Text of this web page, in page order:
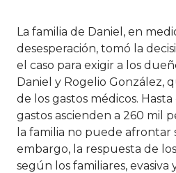
La familia de Daniel, en
desesperación, tomó la
el caso para exigir a los
Daniel y Rogelio González,
de los gastos médicos.
gastos ascienden a 260 mil
la familia no puede afrontar
embargo, la respuesta de
según los familiares, evasiva